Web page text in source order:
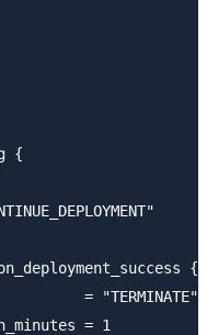
{
{
= "TERMINATE"
= 1